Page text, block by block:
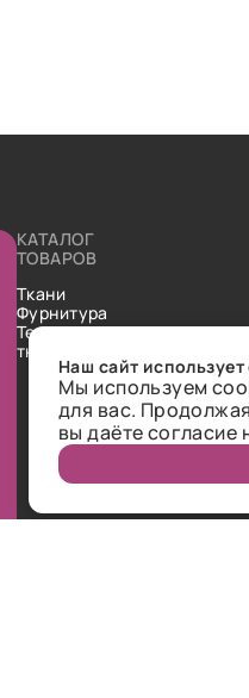
КАТАЛОГ
ТОВАРОВ
Ткани
Фурнитура
Технические
ткани
Наш сайт
Мы используем
для вас.
вы даёте согласие